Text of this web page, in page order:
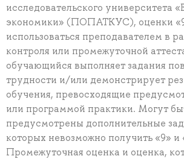
исследовательского университета
экономики» (ПОПАТКУС), оценки
использоваться преподавателем в
контроля или промежуточной
обучающийся выполняет задания
трудности и/или демонстрирует
обучения, превосходящие
или программой практики. Могут
предусмотрены дополнительные
которых невозможно получить «9» и
Промежуточная оценка и оценка,